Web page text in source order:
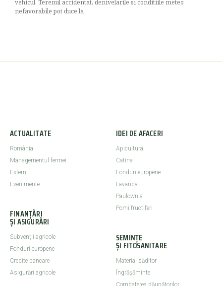
vehicul. Terenul accidentat, denivelarile si conditiile meteo
nefavorabile pot duce la
ACTUALITATE
România
Managementul fermei
Extern
Evenimente
FINANȚĂRI
ȘI ASIGURĂRI
Subvenții agricole
Fonduri europene
Credite bancare
Asigurări agricole
IDEI DE AFACERI
Apicultura
Catina
Fonduri europene
Lavanda
Paulownia
Pomi fructiferi
SEMINȚE
ȘI FITOSANITARE
Material săditor
Îngrășăminte
Combaterea dăunătorilor